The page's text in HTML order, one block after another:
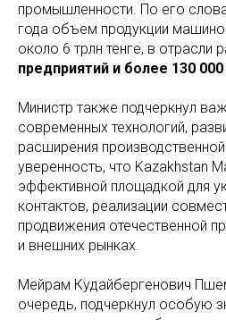
промышленности. По его
года объем продукции
около 6 трлн тенге, в отрасли
предприятий и более 130 000
Министр также подчеркнул
современных технологий,
расширения
уверенность, что Kazakhstan
эффективной площадкой для
контактов, реализации
продвижения отечественной
и внешних рынках.
Мейрам Кудайбергенович
очередь, подчеркнул особую